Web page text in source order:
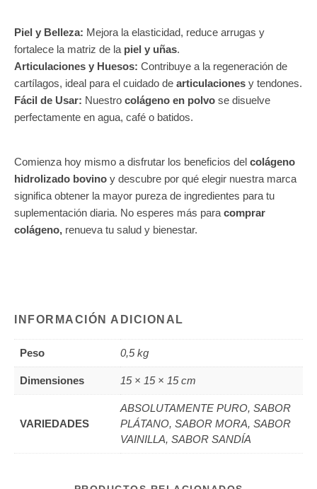
Piel y Belleza: Mejora la elasticidad, reduce arrugas y
fortalece la matriz de la piel y uñas.
Articulaciones y Huesos: Contribuye a la regeneración de
cartílagos, ideal para el cuidado de articulaciones y tendones.
Fácil de Usar: Nuestro colágeno en polvo se disuelve
perfectamente en agua, café o batidos.
Comienza hoy mismo a disfrutar los beneficios del colágeno
hidrolizado bovino y descubre por qué elegir nuestra marca
significa obtener la mayor pureza de ingredientes para tu
suplementación diaria. No esperes más para comprar
colágeno, renueva tu salud y bienestar.
INFORMACIÓN ADICIONAL
Peso 0,5 kg
Dimensiones 15 × 15 × 15 cm
VARIEDADES
ABSOLUTAMENTE PURO, SABOR
PLÁTANO, SABOR MORA, SABOR
VAINILLA, SABOR SANDÍA